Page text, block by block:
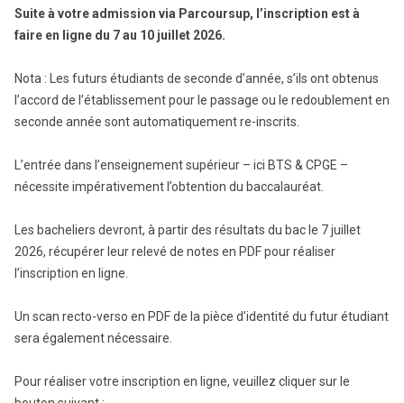
Suite à votre admission via Parcoursup, l’inscription est à
faire en ligne du 7 au 10 juillet 2026.
Nota : Les futurs étudiants de seconde d’année, s’ils ont obtenus
l’accord de l’établissement pour le passage ou le redoublement en
seconde année sont automatiquement re-inscrits.
L’entrée dans l’enseignement supérieur – ici BTS & CPGE –
nécessite impérativement l’obtention du baccalauréat.
Les bacheliers devront, à partir des résultats du bac le 7 juillet
2026, récupérer leur relevé de notes en PDF pour réaliser
l’inscription en ligne.
Un scan recto-verso en PDF de la pièce d’identité du futur étudiant
sera également nécessaire.
Pour réaliser votre inscription en ligne, veuillez cliquer sur le